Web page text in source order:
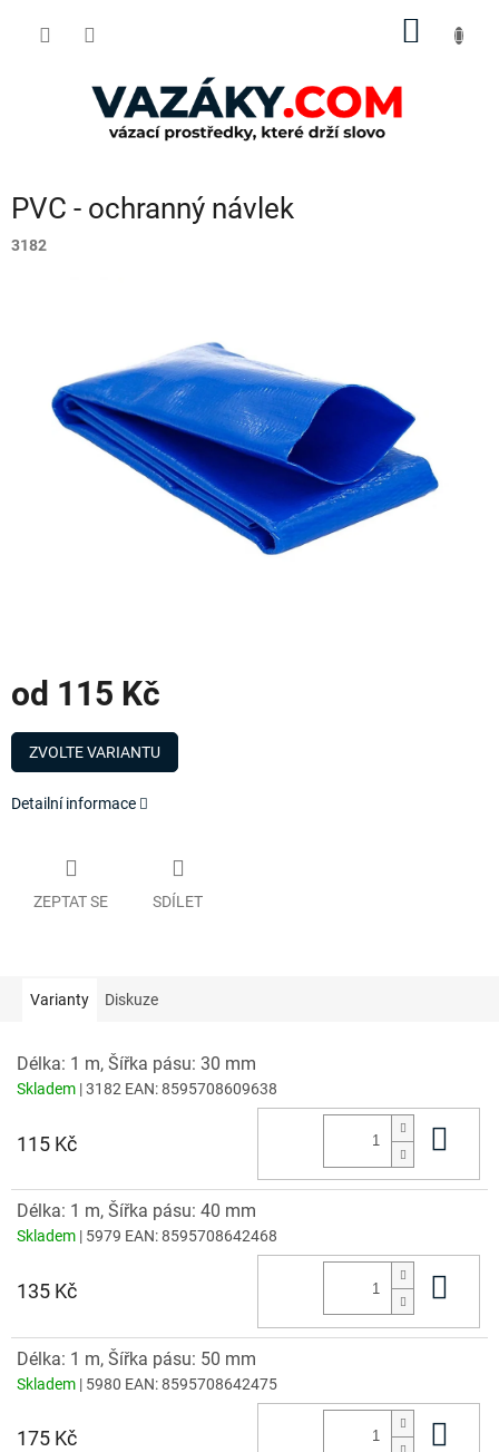
PVC - ochranný návlek
3182
od 115 Kč
Měrná
cena:
ZVOLTE VARIANTU
Detailní informace
ZEPTAT SE SDÍLET
Varianty Diskuze
Délka: 1 m, Šířka pásu: 30 mm
Skladem | 3182 EAN:8595708609638
115 Kč
Délka: 1 m, Šířka pásu: 40 mm
Skladem | 5979 EAN:8595708642468
135 Kč
Délka: 1 m, Šířka pásu: 50 mm
Skladem | 5980 EAN:8595708642475
175 Kč